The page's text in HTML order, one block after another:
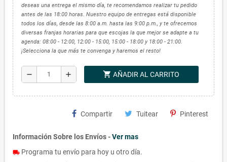
deseas una entrega el mismo día, te recomendamos realizar tu pedido
antes de las 18:00 horas. Nuestro equipo de entregas está disponible
todos los días, desde las 8:00 a.m. hasta las 9:00 p.m., y te ofrecemos
diversas franjas horarias para que escojas la que mejor se adapte a tu
agenda: 08:00 - 12:00, 12:00 - 15:00, 15:00 - 18:00 y 18:00 - 21:00.
¡Selecciona la que más te convenga y haremos el resto!
remove add shopping_cart AÑADIR AL CARRITO
Compartir Tuitear Pinterest
Información Sobre los Envíos -Ver mas
local_shipping Programa tu envío para hoy u otro día.